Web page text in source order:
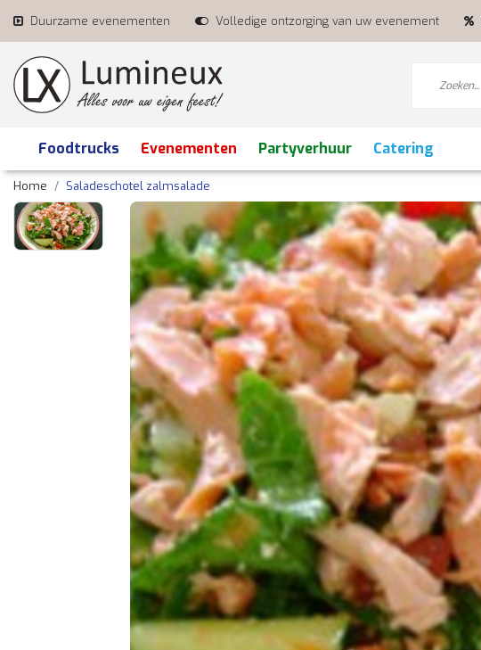
Duurzame evenementen Volledige ontzorging van uw evenement
Foodtrucks Evenementen Partyverhuur Catering
Home Saladeschotel zalmsalade